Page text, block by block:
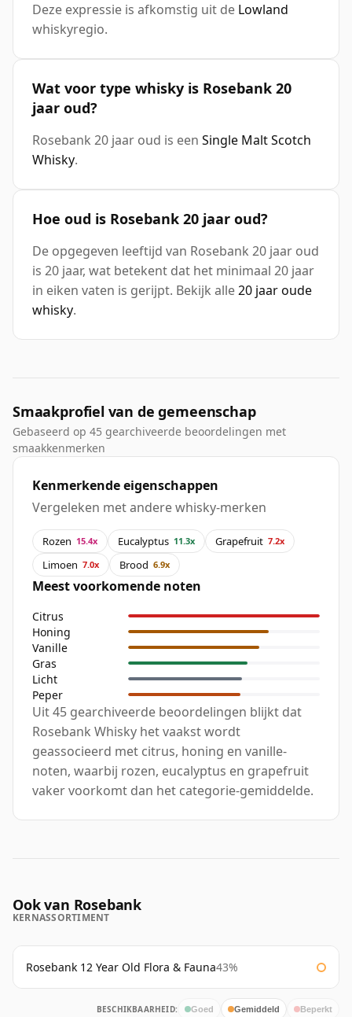
Deze expressie is afkomstig uit de Lowland
whiskyregio.
Wat voor type whisky is Rosebank 20
jaar oud?
Rosebank 20 jaar oud is een Single Malt Scotch
Whisky.
Hoe oud is Rosebank 20 jaar oud?
De opgegeven leeftijd van Rosebank 20 jaar oud
is 20 jaar, wat betekent dat het minimaal 20 jaar
in eiken vaten is gerijpt. Bekijk alle20 jaar oude
whisky.
Smaakprofiel van de gemeenschap
Gebaseerd op 45 gearchiveerde beoordelingen met
smaakkenmerken
Kenmerkende eigenschappen
Vergeleken met andere whisky-merken
Rozen 15.4x Eucalyptus 11.3x Grapefruit 7.2x
Limoen 7.0x Brood 6.9x
Meest voorkomende noten
Citrus
Honing
Vanille
Gras
Licht
Peper
Uit 45 gearchiveerde beoordelingen blijkt dat
Rosebank Whisky het vaakst wordt
geassocieerd met citrus, honing en vanille-
noten, waarbij rozen, eucalyptus en grapefruit
vaker voorkomt dan het categorie-gemiddelde.
Ook van Rosebank
KERNASSORTIMENT
Rosebank 12 Year Old Flora & Fauna43%
BESCHIKBAARHEID: Goed Gemiddeld Beperkt